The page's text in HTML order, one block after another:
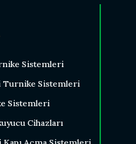
Yorum Yaz
Sistemleri
Turnike Sistemleri
Sistemleri
Cihazları